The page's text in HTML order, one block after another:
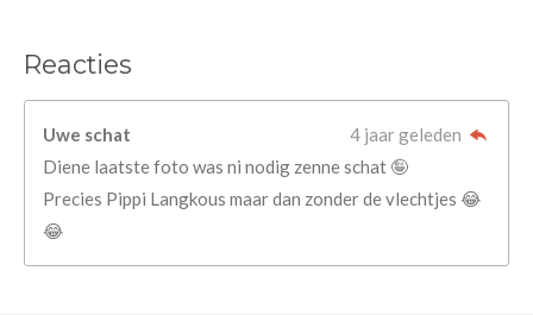
Reacties
Uwe schat
4 jaar geleden
Diene laatste foto was ni nodig zenne schat 🤪
Precies Pippi Langkous maar dan zonder de vlechtjes 😂
😂